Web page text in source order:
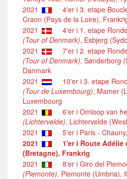
2021
4'er i 3. etape
Craon (Pays de la Loire),
2021
4'er i 1. etape
(Tour of Denmark), Esbjerg
2021
7'er i 2. etape
(Tour of Denmark), Sønderborg
Danmark
2021
10'er i 3. etape
(Tour de Luxembourg), Mamer
Luxembourg
2021
6'er i Omloop van
(Lichtervelde), Lichtervelde
2021
5'er i Paris -
2021
1'er i Route Adélie
(Bretagne), Frankrig
2021
8'er i Giro del
(Piemonte), Piemonte (Umbria),